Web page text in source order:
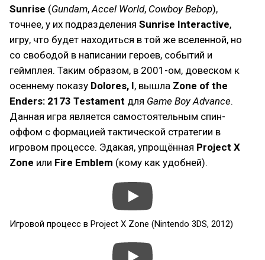
Sunrise (Gundam,Accel World, Cowboy Bebop),
точнее, у их подразделения Sunrise Interactive,
игру, что будет находиться в той же вселенной, но
со свободой в написании героев, событий и
геймплея. Таким образом, в 2001-ом, довеском к
осеннему показу Dolores, I, вышла Zone of the
Enders: 2173 Testament для Game Boy Advance.
Данная игра является самостоятельным спин-
оффом с формацией тактической стратегии в
игровом процессе. Эдакая, упрощённая Project X
Zone или Fire Emblem (кому как удобней).
Игровой процесс в Project X Zone (Nintendo 3DS, 2012)